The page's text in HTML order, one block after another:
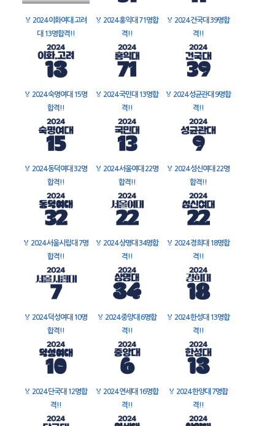
🏅 2024 이화여대 고려
대 13명합격!!
🏅 2024 홍익대 71명합
격!!
🏅 2024 건국대 39명합
격!!
🏅 2024 숙명여대 15명
합격!!
🏅 2024 국민대 13명합
격!!
🏅 2024 성균관대 9명합
격!!
🏅 2024 동덕여대 32명
합격!!
🏅 2024 서울여대 22명
합격!!
🏅 2024 성신여대 22명
합격!!
🏅 2024 서울시립대 7명
합격!!
🏅 2024 상명대 34명합
격!!
🏅 2024 경희대 18명합
격!!
🏅 2024 덕성여대 10명
합격!!
🏅 2024 중앙대 6명합
격!!
🏅 2024 한성대 13명합
격!!
🏅 2024 단국대 12명합
격!!
🏅 2024 연세대 16명합
격!!
🏅 2024 한양대 7명합
격!!